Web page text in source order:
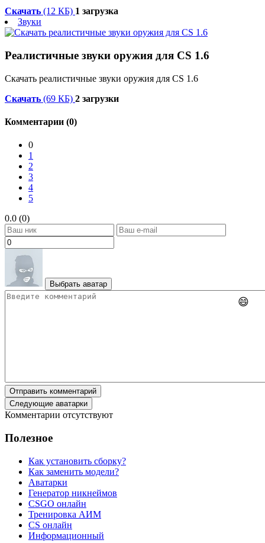
Скачать (12 КБ) 1 загрузка
Звуки
Реалистичные звуки оружия для CS 1.6
Скачать реалистичные звуки оружия для CS 1.6
Скачать (69 КБ) 2 загрузки
Комментарии (0)
0
1
2
3
4
5
0.0 (0)
Выбрать аватар
😄
Отправить комментарий
Следующие аватарки
Комментарии отсутствуют
Полезное
Как установить сборку?
Как заменить модели?
Аватарки
Генератор никнеймов
CSGO онлайн
Тренировка АИМ
CS онлайн
Информационный